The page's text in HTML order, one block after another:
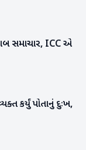
સમાચાર, ICC એ
કર્યું પોતાનું દુઃખ,